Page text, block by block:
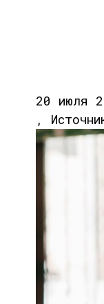
20 июля
,